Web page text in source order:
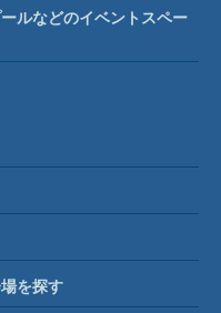
ルなどのイベントスペー
を探す